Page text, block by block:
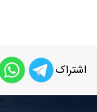
اشتراک